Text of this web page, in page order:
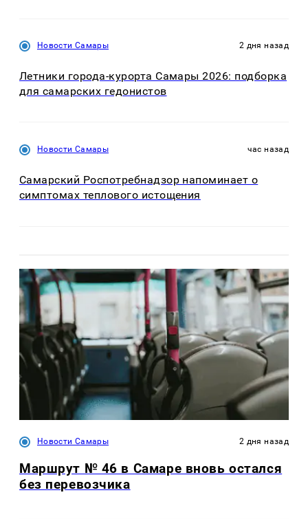
Новости Самары 2 дня назад
Летники города-курорта Самары 2026: подборка
для самарских гедонистов
Новости Самары час назад
Самарский Роспотребнадзор напоминает о
симптомах теплового истощения
Новости Самары 2 дня назад
Маршрут № 46 в Самаре вновь остался
без перевозчика